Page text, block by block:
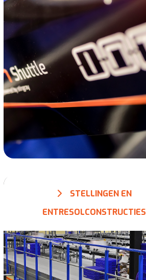
STELLINGEN EN
ENTRESOLCONSTRUCTIES